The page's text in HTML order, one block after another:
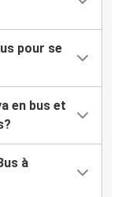
pour se
en bus et
à